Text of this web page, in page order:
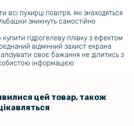
Hydrogel Film для Oppo Reno12 5g,
грн
грн
грн
всі пухирці повітря, які знаходяться
зникнуть самостійно
гідрогелеву плівку з ефектом
відмінний захист екрана
своє бажання не ділитись з
інформацією.
цей товар, також